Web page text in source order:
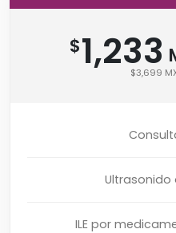
$1,233
$3,699
Ultrasonido
ILE por